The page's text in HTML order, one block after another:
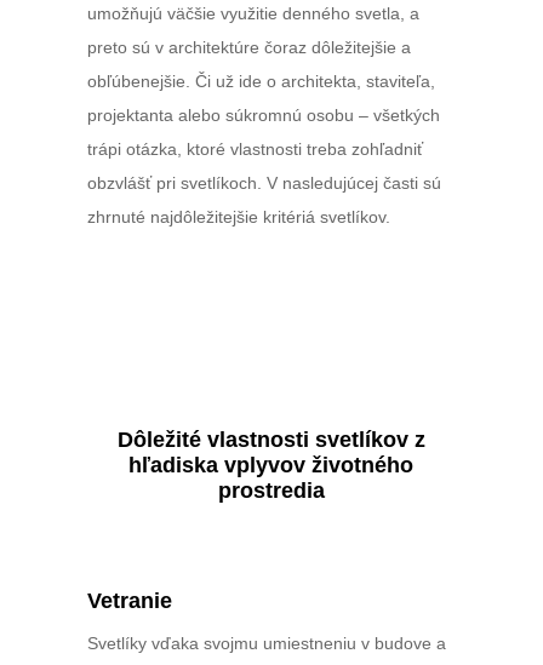
umožňujú väčšie využitie denného svetla, a
preto sú v architektúre čoraz dôležitejšie a
obľúbenejšie. Či už ide o architekta, staviteľa,
projektanta alebo súkromnú osobu – všetkých
trápi otázka, ktoré vlastnosti treba zohľadniť
obzvlášť pri svetlíkoch. V nasledujúcej časti sú
zhrnuté najdôležitejšie kritériá svetlíkov.
Dôležité vlastnosti svetlíkov z
hľadiska vplyvov životného
prostredia
Vetranie
Svetlíky vďaka svojmu umiestneniu v budove a